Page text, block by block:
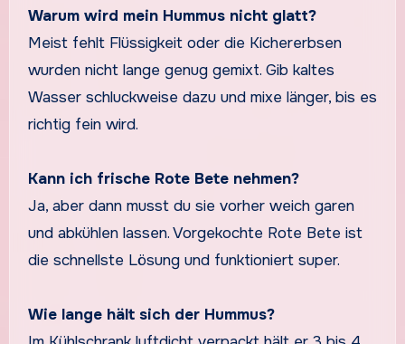
Warum wird mein Hummus nicht glatt?
Meist fehlt Flüssigkeit oder die Kichererbsen
wurden nicht lange genug gemixt. Gib kaltes
Wasser schluckweise dazu und mixe länger, bis es
richtig fein wird.
Kann ich frische Rote Bete nehmen?
Ja, aber dann musst du sie vorher weich garen
und abkühlen lassen. Vorgekochte Rote Bete ist
die schnellste Lösung und funktioniert super.
Wie lange hält sich der Hummus?